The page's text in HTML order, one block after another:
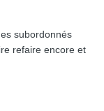
subordonnés
refaire encore et